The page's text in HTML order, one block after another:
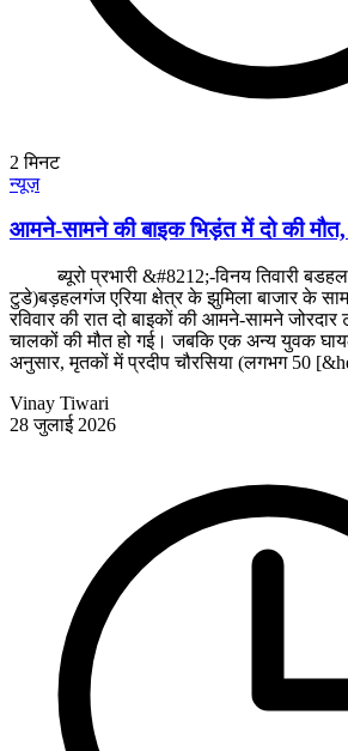
2 मिनट
न्यूज़
आमने-सामने की बाइक भिड़ंत में दो की
ब्यूरो प्रभारी &#8212;-विनय तिवारी
टुडे)बड़हलगंज एरिया क्षेत्र के झुमिला बाजार के
रविवार की रात दो बाइकों की आमने-सामने जोरदार
चालकों की मौत हो गई। जबकि एक अन्य युवक
अनुसार, मृतकों में प्रदीप चौरसिया (लगभग 50
Vinay Tiwari
28 जुलाई 2026